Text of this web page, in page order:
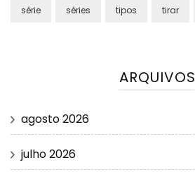
série séries tipos tirar
ARQUIVOS
agosto 2026
julho 2026